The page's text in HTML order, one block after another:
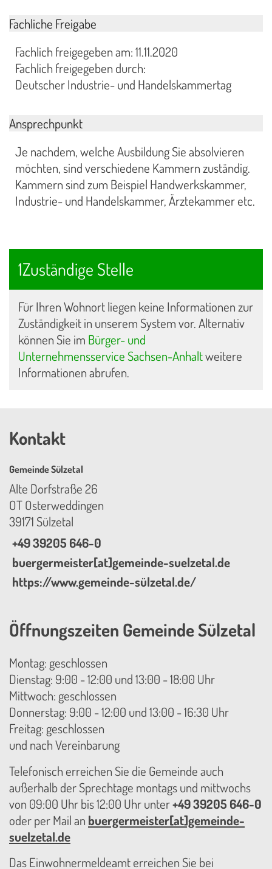
Fachliche Freigabe
Fachlich freigegeben am: 11.11.2020
Fachlich freigegeben durch:
Deutscher Industrie- und Handelskammertag
Ansprechpunkt
Je nachdem, welche Ausbildung Sie absolvieren
möchten, sind verschiedene Kammern zuständig.
Kammern sind zum Beispiel Handwerkskammer,
Industrie- und Handelskammer, Ärztekammer etc.
1Zuständige Stelle
Für Ihren Wohnort liegen keine Informationen zur
Zuständigkeit in unserem System vor. Alternativ
können Sie im Bürger- und
Unternehmensservice Sachsen-Anhaltweitere
Informationen abrufen.
Kontakt
Gemeinde Sülzetal
Alte Dorfstraße 26
OT Osterweddingen
39171 Sülzetal
+49 39205 646-0
buergermeister[at]gemeinde-suelzetal.de
https://www.gemeinde-sülzetal.de/
Öffnungszeiten Gemeinde Sülzetal
Montag: geschlossen
Dienstag: 9:00 - 12:00 und 13:00 - 18:00 Uhr
Mittwoch: geschlossen
Donnerstag: 9:00 - 12:00 und 13:00 - 16:30 Uhr
Freitag: geschlossen
und nach Vereinbarung
Telefonisch erreichen Sie die Gemeinde auch
außerhalb der Sprechtage montags und mittwochs
von 09:00 Uhr bis 12:00 Uhr unter+49 39205 646-0
oder per Mail an buergermeister[at]gemeinde-
suelzetal.de
Das Einwohnermeldeamt erreichen Sie bei